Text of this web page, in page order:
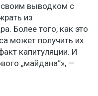
своим выводком с
из
Более того, как это
может получить их
капитуляции. И
„майдана“», —